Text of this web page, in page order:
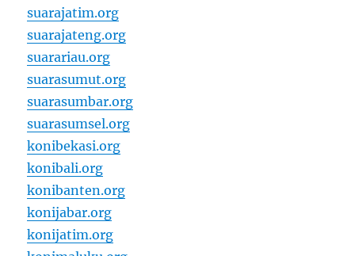
suarajatim.org
suarajateng.org
suarariau.org
suarasumut.org
suarasumbar.org
suarasumsel.org
konibekasi.org
konibali.org
konibanten.org
konijabar.org
konijatim.org